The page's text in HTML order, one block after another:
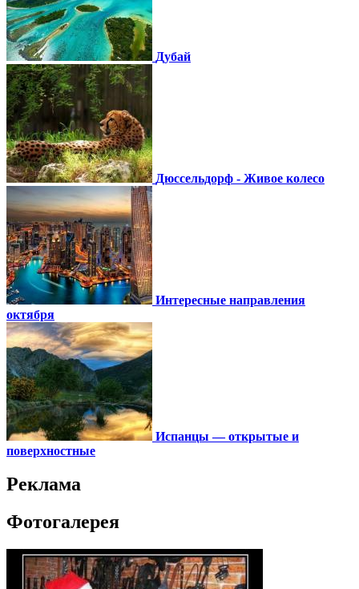
Дубай
Дюссельдорф - Живое колесо
Интересные направления
октября
Испанцы — открытые и
поверхностные
Реклама
Фотогалерея